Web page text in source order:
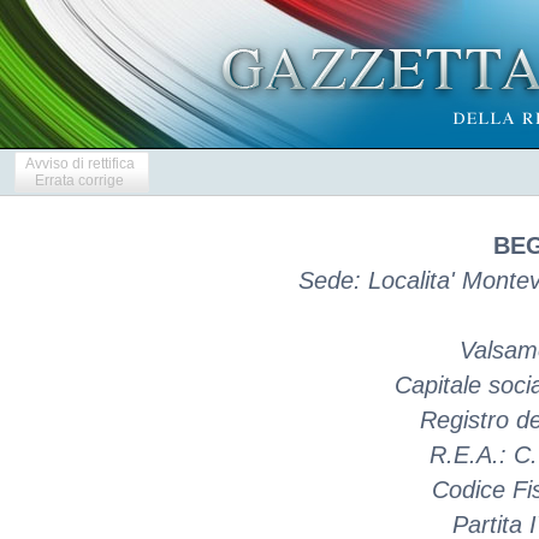
Avviso di rettifica
Errata corrige
Sede: Localita'
Capitale
Registro
R.E.A.:
Codice
Partita